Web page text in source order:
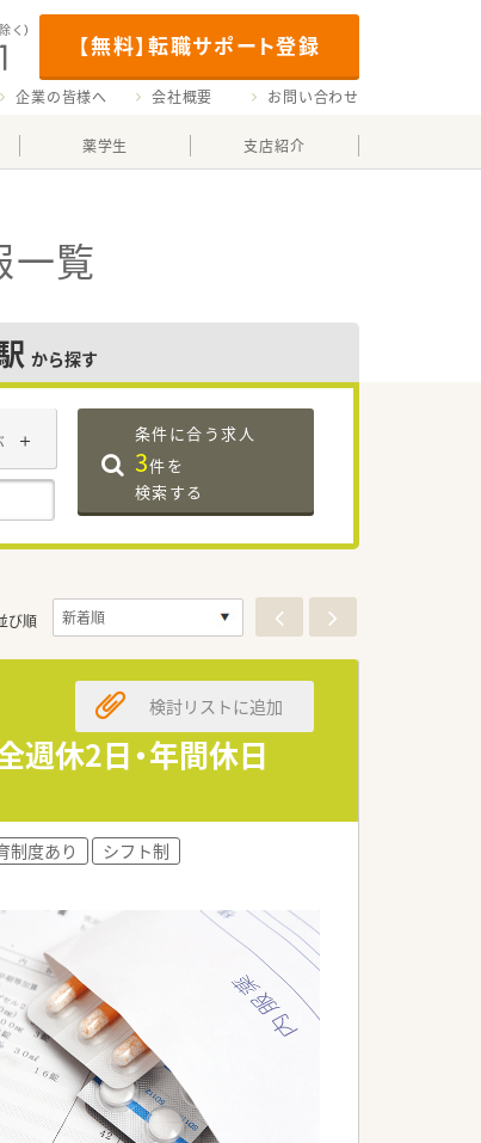
【無料】転職サポート登録
く）
企業の皆様へ 会社概要 お問い合わせ
薬学生 支店紹介
一覧
から探す
条件に合う求人
3件を
検索する
び順
休2日・年間休日
検討リストに追加
制度あり
シフト制